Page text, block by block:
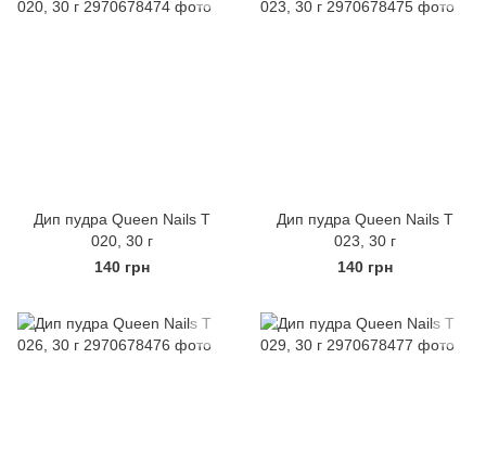
Дип пудра Queen Nails Т
020, 30 г
140 грн
Дип пудра Queen Nails Т
023, 30 г
140 грн